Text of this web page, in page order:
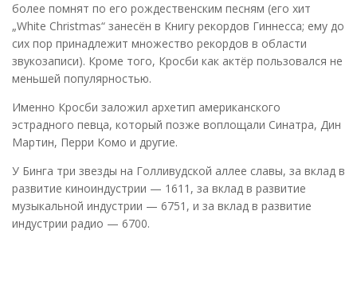
более помнят по его рождественским песням (его хит
„White Christmas“ занесён в Книгу рекордов Гиннесса; ему до
сих пор принадлежит множество рекордов в области
звукозаписи). Кроме того, Кросби как актёр пользовался не
меньшей популярностью.
Именно Кросби заложил архетип американского
эстрадного певца, который позже воплощали Синатра, Дин
Мартин, Перри Комо и другие.
У Бинга три звезды на Голливудской аллее славы, за вклад в
развитие киноиндустрии — 1611, за вклад в развитие
музыкальной индустрии — 6751, и за вклад в развитие
индустрии радио — 6700.